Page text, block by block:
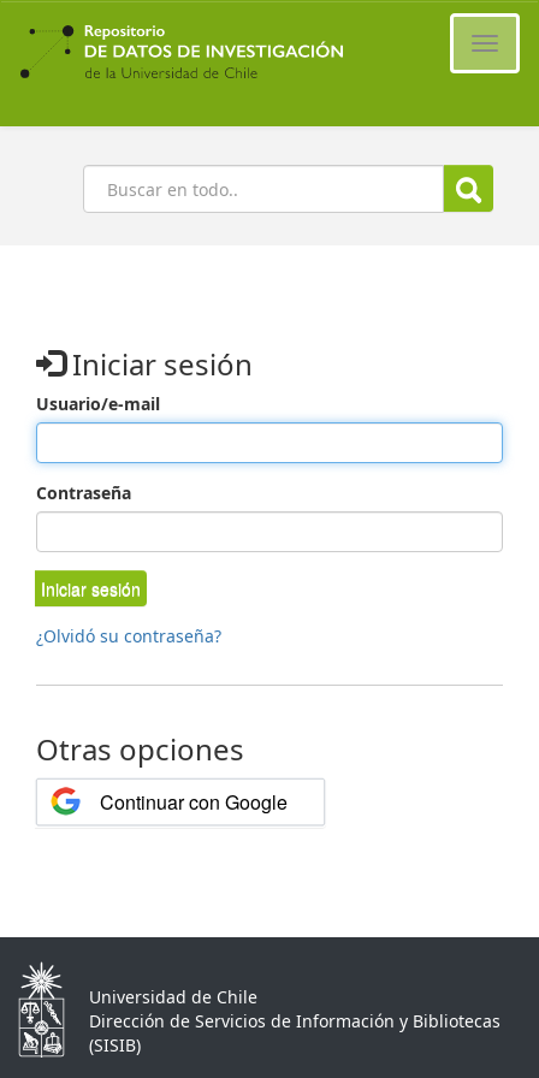
Ir
contenido
principal
Buscar
Iniciar sesión
Usuario/e-mail
Contraseña
Iniciar sesión
¿Olvidó su contraseña?
Otras opciones
Continuar con Google
Universidad de Chile
Dirección de Servicios de Información y Bibliotecas
(SISIB)